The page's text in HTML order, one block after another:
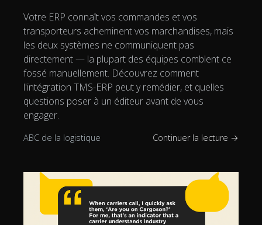
Votre ERP connaît vos commandes et vos
transporteurs acheminent vos marchandises, mais
les deux systèmes ne communiquent pas
directement — la plupart des équipes comblent ce
fossé manuellement. Découvrez comment
l'intégration TMS-ERP peut y remédier, et quelles
questions poser à un éditeur avant de vous
engager.
ABC de la logistique Continuer la lecture →